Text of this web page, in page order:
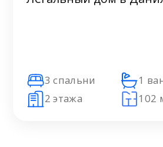
3 спальни
1
2 этажа
102